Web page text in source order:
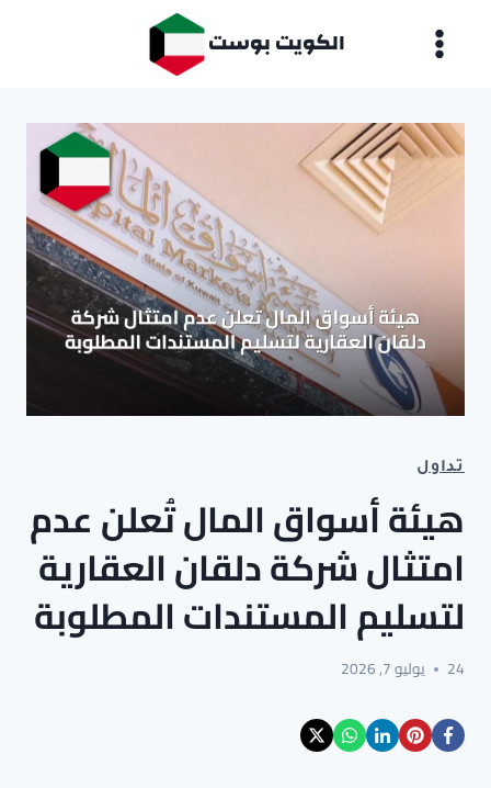
الكويت بوست
تداول
هيئة أسواق المال تُعلن عدم
امتثال شركة دلقان العقارية
لتسليم المستندات المطلوبة
24 يوليو 7, 2026